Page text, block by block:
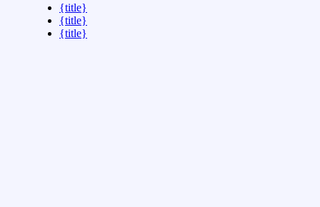
{title}
{title}
{title}